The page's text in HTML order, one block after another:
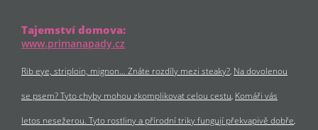
Tajemství domova:
www.primanapady.cz
Rib eye, striploin, mignon… Znáte rozdíly mezi steaky? Na dovolenou
se psem? Tyto chyby mohou zkomplikovat celou cestu Komáři vás
letos nesežerou. Tyto rostliny a přírodní triky fungují překvapivě dobře